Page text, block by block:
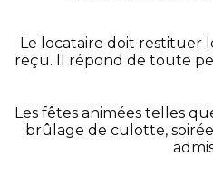
Le locataire doit restituer
reçu. Il répond de toute
Les fêtes animées telles
brûlage de culotte,